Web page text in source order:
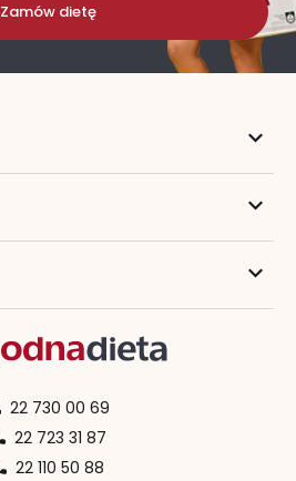
Zamów dietę
22 730 00 69
22 723 31 87
22 110 50 88